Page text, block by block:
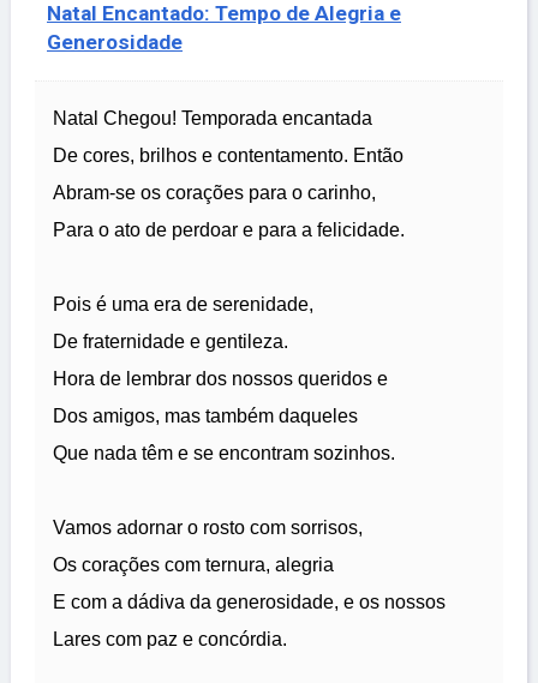
Natal Encantado: Tempo de Alegria e
Generosidade
Natal Chegou! Temporada encantada
De cores, brilhos e contentamento. Então
Abram-se os corações para o carinho,
Para o ato de perdoar e para a felicidade.
Pois é uma era de serenidade,
De fraternidade e gentileza.
Hora de lembrar dos nossos queridos e
Dos amigos, mas também daqueles
Que nada têm e se encontram sozinhos.
Vamos adornar o rosto com sorrisos,
Os corações com ternura, alegria
E com a dádiva da generosidade, e os nossos
Lares com paz e concórdia.